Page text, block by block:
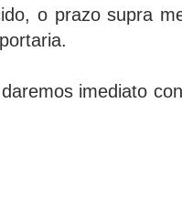
o prazo supra
imediato